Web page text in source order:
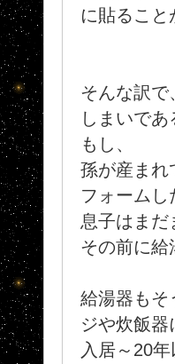
に貼ること
そんな訳で
しまいであ
もし、
孫が産まれ
フォーム
息子はま
その前に給
給湯器もそ
ジや炊飯器
入居～20